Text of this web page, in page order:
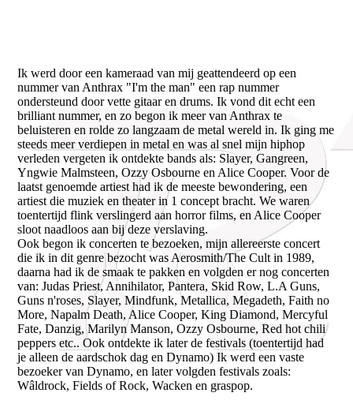
Ik werd door een kameraad van mij geattendeerd op een
nummer van Anthrax "I'm the man" een rap nummer
ondersteund door vette gitaar en drums. Ik vond dit echt een
brilliant nummer, en zo begon ik meer van Anthrax te
beluisteren en rolde zo langzaam de metal wereld in. Ik ging me
steeds meer verdiepen in metal en was al snel mijn hiphop
verleden vergeten ik ontdekte bands als: Slayer, Gangreen,
Yngwie Malmsteen, Ozzy Osbourne en Alice Cooper. Voor de
laatst genoemde artiest had ik de meeste bewondering, een
artiest die muziek en theater in 1 concept bracht. We waren
toentertijd flink verslingerd aan horror films, en Alice Cooper
sloot naadloos aan bij deze verslaving.
Ook begon ik concerten te bezoeken, mijn allereerste concert
die ik in dit genre bezocht was Aerosmith/The Cult in 1989,
daarna had ik de smaak te pakken en volgden er nog concerten
van: Judas Priest, Annihilator, Pantera, Skid Row, L.A Guns,
Guns n'roses, Slayer, Mindfunk, Metallica, Megadeth, Faith no
More, Napalm Death, Alice Cooper, King Diamond, Mercyful
Fate, Danzig, Marilyn Manson, Ozzy Osbourne, Red hot chili
peppers etc.. Ook ontdekte ik later de festivals (toentertijd had
je alleen de aardschok dag en Dynamo) Ik werd een vaste
bezoeker van Dynamo, en later volgden festivals zoals:
Wâldrock, Fields of Rock, Wacken en graspop.